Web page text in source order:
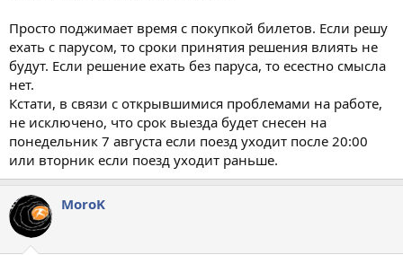
Просто поджимает время с покупкой билетов. Если решу
ехать с парусом, то сроки принятия решения влиять не
будут. Если решение ехать без паруса, то есестно смысла
нет.
Кстати, в связи с открывшимися проблемами на работе,
не исключено, что срок выезда будет снесен на
понедельник 7 августа если поезд уходит после 20:00
или вторник если поезд уходит раньше.
MoroK